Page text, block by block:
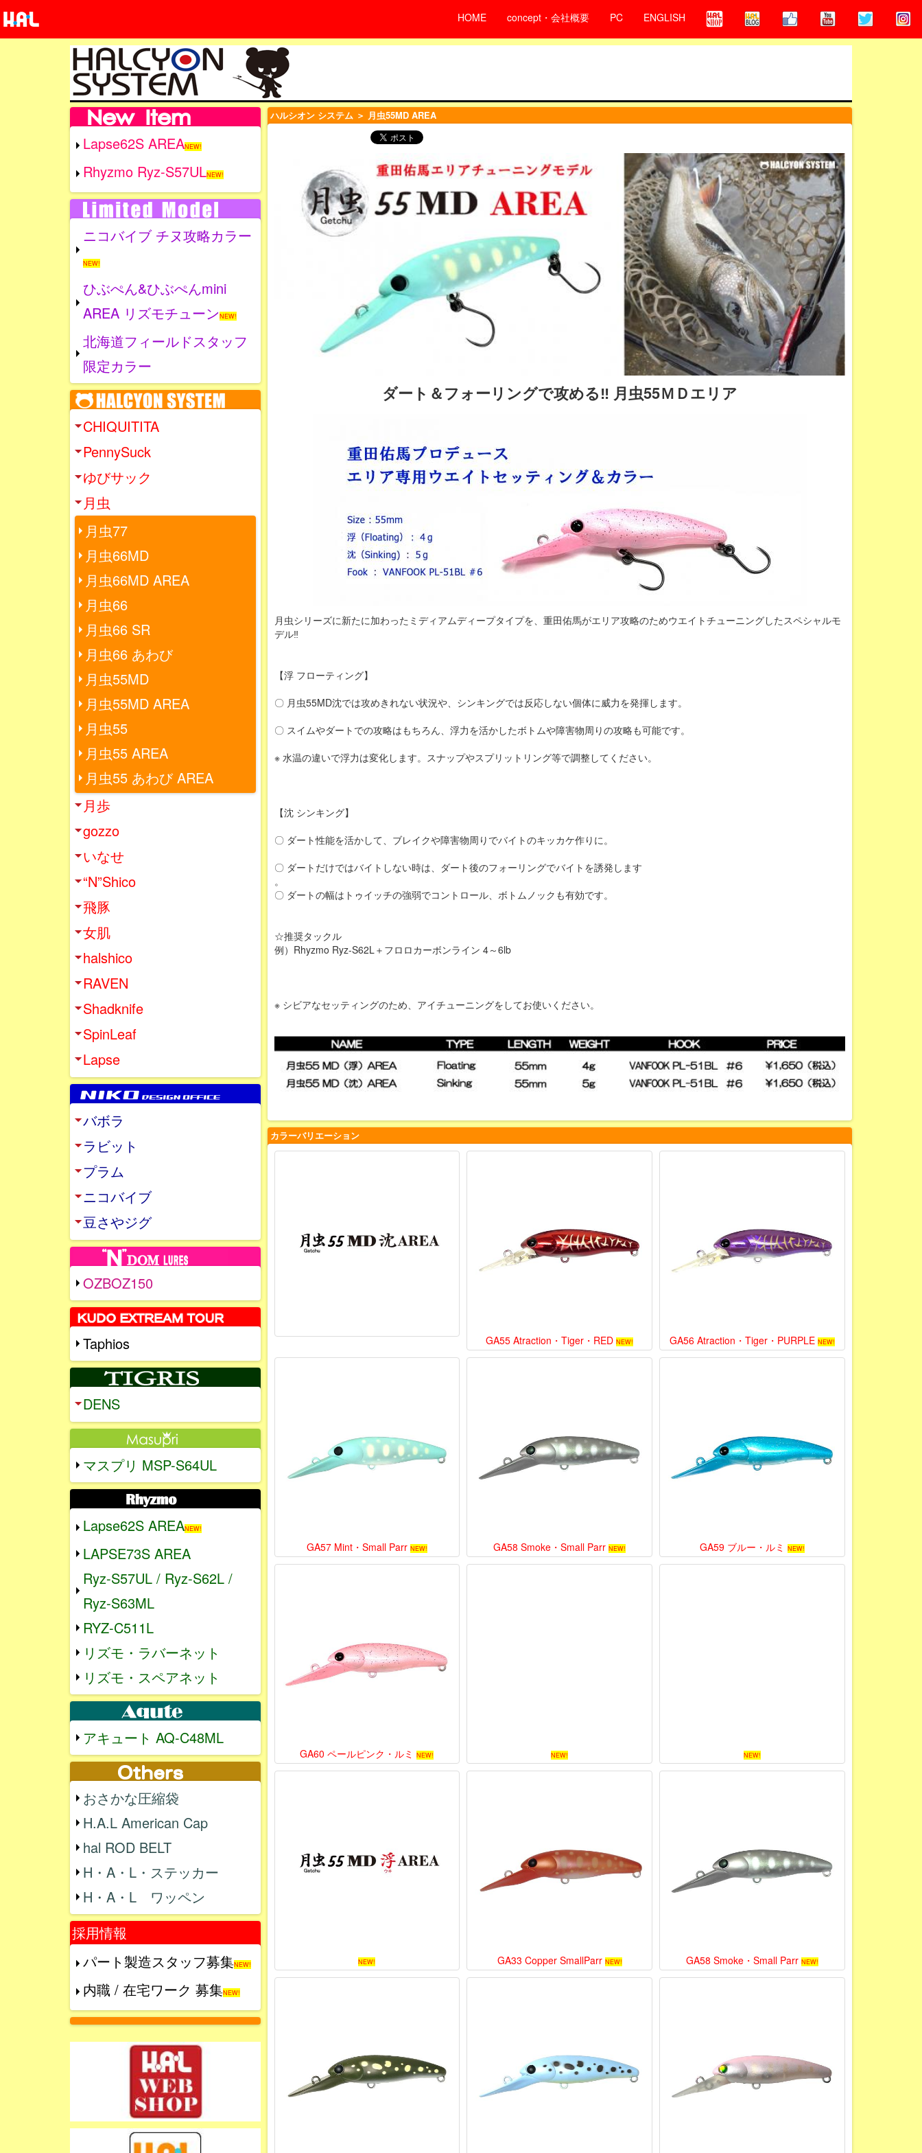
HOME concept・会社概要 PC ENGLISH
ハルシオン システム＞ 月虫55MD AREA
ダート＆フォーリングで攻める‼ 月虫55ＭＤエリア
月虫シリーズに新たに加わったミディアムディープタイプを、重田佑馬がエリア攻略のためウエイトチューニングしたスペシャルモ
デル‼
【浮 フローティング】
〇 月虫55MD沈では攻めきれない状況や、シンキングでは反応しない個体に威力を発揮します。
〇 スイムやダートでの攻略はもちろん、浮力を活かしたボトムや障害物周りの攻略も可能です。
※ 水温の違いで浮力は変化します。スナップやスプリットリング等で調整してください。
【沈 シンキング】
〇 ダート性能を活かして、ブレイクや障害物周りでバイトのキッカケ作りに。
〇 ダートだけではバイトしない時は、ダート後のフォーリングでバイトを誘発します
。
〇 ダートの幅はトゥイッチの強弱でコントロール、ボトムノックも有効です。
☆推奨タックル
例）Rhyzmo Ryz-S62L＋フロロカーボンライン 4～6lb
※ シビアなセッティングのため、アイチューニングをしてお使いください。
カラーバリエーション
GA55 Atraction・Tiger・RED NEW! GA56 Atraction・Tiger・PURPLE NEW!
GA57 Mint・Small Parr NEW! GA58 Smoke・Small Parr NEW! GA59 ブルー・ルミ NEW!
GA60 ペールピンク・ルミ NEW! NEW! NEW!
NEW! GA33 Copper SmallParr NEW! GA58 Smoke・Small Parr NEW!
Lapse62S AREANEW!
Rhyzmo Ryz-S57ULNEW!
ニコバイブ チヌ攻略カラー
NEW!
ひぶぺん&ひぶぺんmini
AREA リズモチューンNEW!
北海道フィールドスタッフ
限定カラー
CHIQUITITA
PennySuck
ゆびサック
月虫
月虫77
月虫66MD
月虫66MD AREA
月虫66
月虫66 SR
月虫66 あわび
月虫55MD
月虫55MD AREA
月虫55
月虫55 AREA
月虫55 あわび AREA
月歩
gozzo
いなせ
“N”Shico
飛豚
女肌
halshico
RAVEN
Shadknife
SpinLeaf
Lapse
バボラ
ラビット
プラム
ニコバイブ
豆さやジグ
OZBOZ150
Taphios
DENS
マスプリ MSP-S64UL
Lapse62S AREANEW!
LAPSE73S AREA
Ryz-S57UL / Ryz-S62L /
Ryz-S63ML
RYZ-C511L
リズモ・ラバーネット
リズモ・スペアネット
アキュート AQ-C48ML
おさかな圧縮袋
H.A.L American Cap
hal ROD BELT
H・A・L・ステッカー
H・A・L ワッペン
採用情報
パート製造スタッフ募集NEW!
内職 / 在宅ワーク 募集NEW!